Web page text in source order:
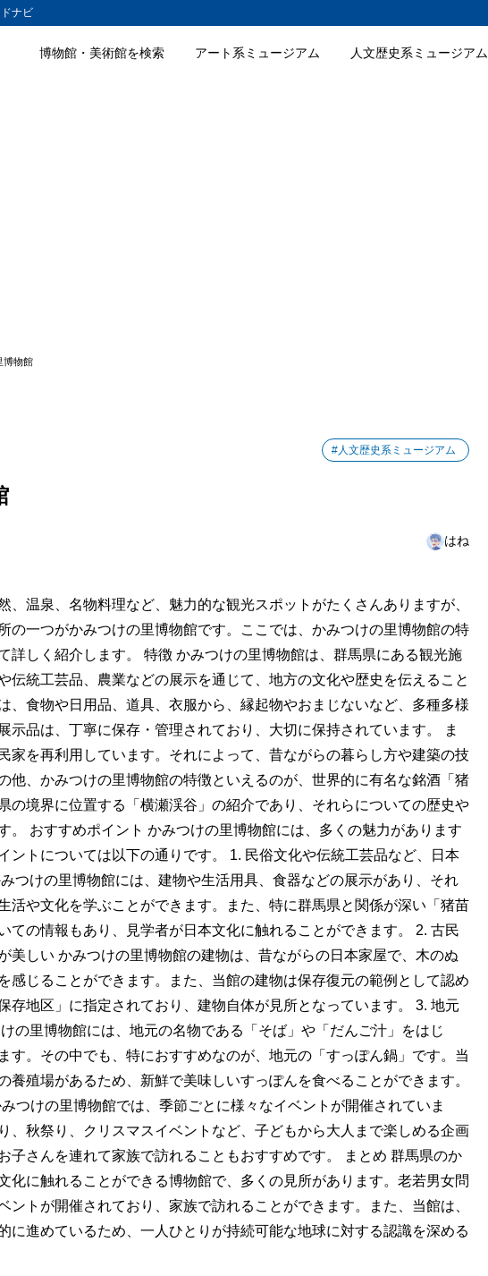
ナビ
博物館・美術館を検索 アート系ミュージアム 人文歴史系ミュージアム
博物館
#人文歴史系ミュージアム
はね
、温泉、名物料理など、魅力的な観光スポットがたくさんありますが、
の一つがかみつけの里博物館です。ここでは、かみつけの里博物館の特
詳しく紹介します。 特徴 かみつけの里博物館は、群馬県にある観光施
伝統工芸品、農業などの展示を通じて、地方の文化や歴史を伝えること
、食物や日用品、道具、衣服から、縁起物やおまじないなど、多種多様
示品は、丁寧に保存・管理されており、大切に保持されています。 ま
家を再利用しています。それによって、昔ながらの暮らし方や建築の技
他、かみつけの里博物館の特徴といえるのが、世界的に有名な銘酒「猪
の境界に位置する「横瀬渓谷」の紹介であり、それらについての歴史や
。 おすすめポイント かみつけの里博物館には、多くの魅力があります
ントについては以下の通りです。 1. 民俗文化や伝統工芸品など、日本
つけの里博物館には、建物や生活用具、食器などの展示があり、それ
活や文化を学ぶことができます。また、特に群馬県と関係が深い「猪苗
ての情報もあり、見学者が日本文化に触れることができます。 2. 古民
美しい かみつけの里博物館の建物は、昔ながらの日本家屋で、木のぬ
感じることができます。また、当館の建物は保存復元の範例として認め
存地区」に指定されており、建物自体が見所となっています。 3. 地元
の里博物館には、地元の名物である「そば」や「だんご汁」をはじ
す。その中でも、特におすすめなのが、地元の「すっぽん鍋」です。当
養殖場があるため、新鮮で美味しいすっぽんを食べることができます。
つけの里博物館では、季節ごとに様々なイベントが開催されていま
、秋祭り、クリスマスイベントなど、子どもから大人まで楽しめる企画
子さんを連れて家族で訪れることもおすすめです。 まとめ 群馬県のか
化に触れることができる博物館で、多くの見所があります。老若男女問
ントが開催されており、家族で訪れることができます。また、当館は、
に進めているため、一人ひとりが持続可能な地球に対する認識を深める
目次